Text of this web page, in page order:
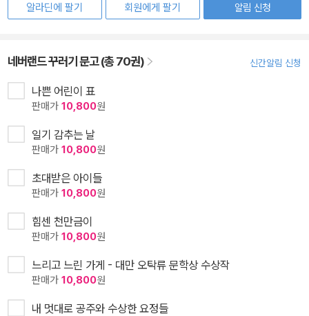
알라딘에 팔기
회원에게 팔기
알림 신청
네버랜드 꾸러기 문고 (총 70권) 신간알림 신청
나쁜 어린이 표
판매가 10,800원
일기 감추는 날
판매가 10,800원
초대받은 아이들
판매가 10,800원
힘센 천만금이
판매가 10,800원
느리고 느린 가게 - 대만 오탁류 문학상 수상작
판매가 10,800원
내 멋대로 공주와 수상한 요정들